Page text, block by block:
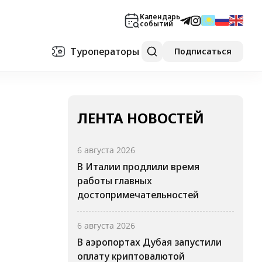
Календарь
событий
Туроператоры Подписаться
ЛЕНТА НОВОСТЕЙ
6 августа 2026
В Италии продлили время
работы главных
достопримечательностей
6 августа 2026
В аэропортах Дубая запустили
оплату криптовалютой